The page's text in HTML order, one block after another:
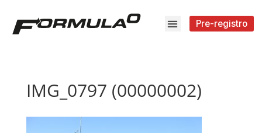
Pre-registro
IMG_0797 (00000002)